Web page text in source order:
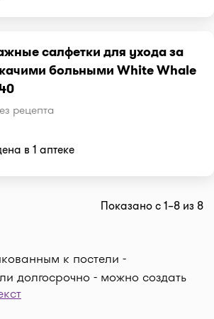
салфетки для ухода за
больными White Whale
рецепта
в 1 аптеке
Показано с 1–8 из 8
к постели -
долгосрочно - можно создать
условия с помощью